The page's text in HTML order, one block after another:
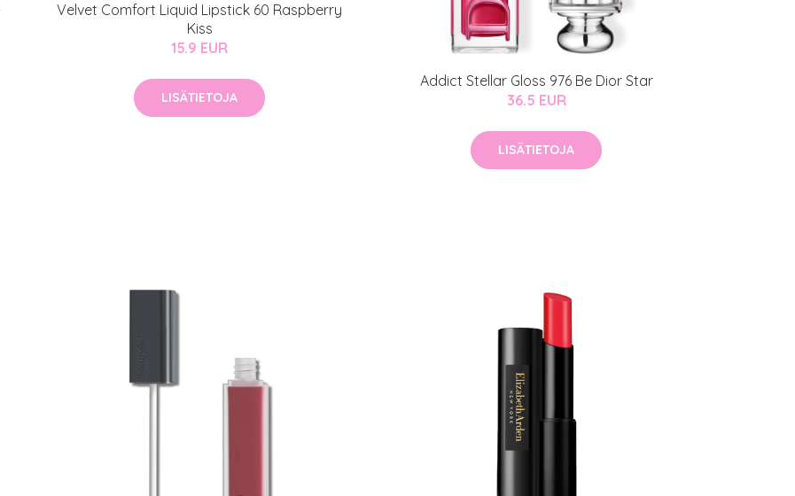
Velvet Comfort Liquid Lipstick 60 Raspberry
Kiss
15.9 EUR
LISÄTIETOJA
Addict Stellar Gloss 976 Be Dior Star
36.5 EUR
LISÄTIETOJA